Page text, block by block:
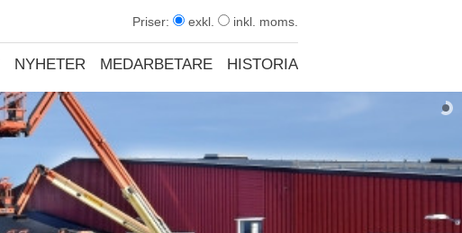
Priser: exkl. inkl. moms.
NYHETER MEDARBETARE HISTORIA